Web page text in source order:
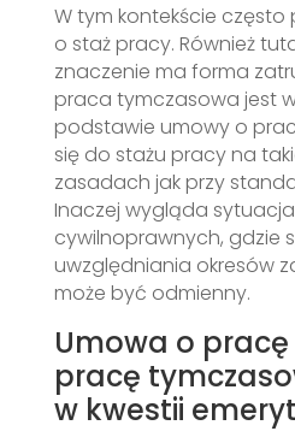
W tym kontekście
o staż pracy. Również
znaczenie ma forma
praca tymczasowa jest
podstawie umowy o
się do stażu pracy na
zasadach jak przy
Inaczej wygląda
cywilnoprawnych, gdzie
uwzględniania okresów
może być odmienny.
Umowa o
pracę
w kwestii